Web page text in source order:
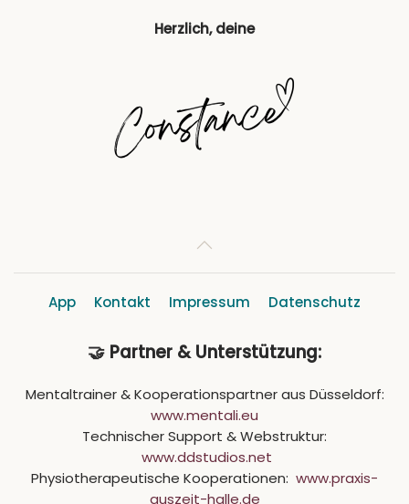
Herzlich, deine
App Kontakt Impressum Datenschutz
🤝 Partner & Unterstützung:
Mentaltrainer & Kooperationspartner aus Düsseldorf:
www.mentali.eu
Technischer Support & Webstruktur:
www.ddstudios.net
Physiotherapeutische Kooperationen: www.praxis-
auszeit-halle.de